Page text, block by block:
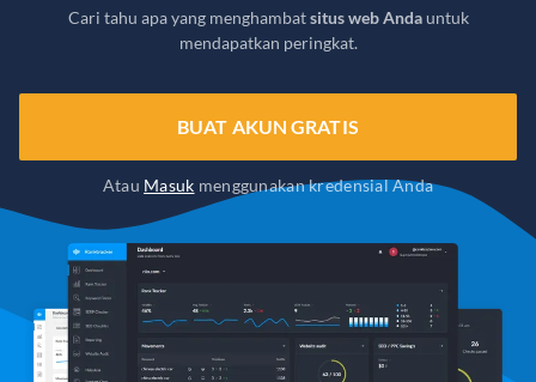
Cari tahu apa yang menghambatsitus web Andauntuk
mendapatkan peringkat.
BUAT AKUN GRATIS
Atau Masuk menggunakan kredensial Anda